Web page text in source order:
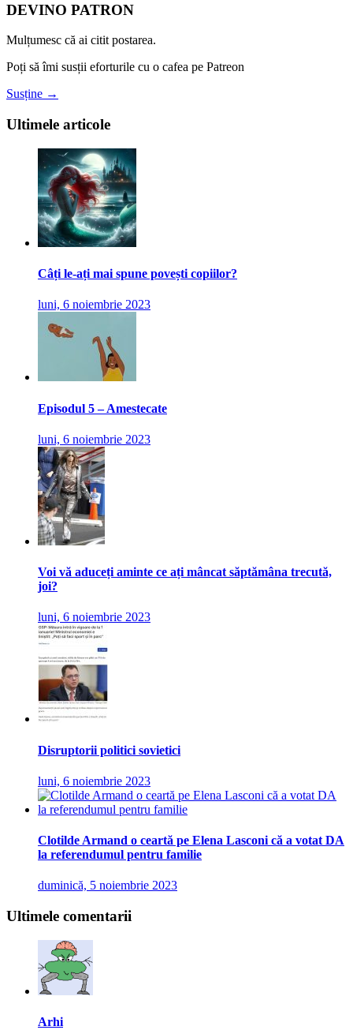
DEVINO PATRON
Mulțumesc că ai citit postarea.
Poți să îmi susții eforturile cu o cafea pe Patreon
Susține →
Ultimele articole
Câți le-ați mai spune povești copiilor?
luni, 6 noiembrie 2023
Episodul 5 – Amestecate
luni, 6 noiembrie 2023
Voi vă aduceți aminte ce ați mâncat săptămâna trecută,
joi?
luni, 6 noiembrie 2023
Disruptorii politici sovietici
luni, 6 noiembrie 2023
Clotilde Armand o ceartă pe Elena Lasconi că a votat DA
la referendumul pentru familie
duminică, 5 noiembrie 2023
Ultimele comentarii
Arhi